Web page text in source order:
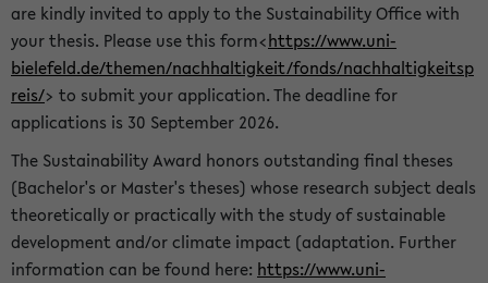
are kindly invited to apply to the Sustainability Office with
your thesis. Please use this form<https://www.uni-
bielefeld.de/themen/nachhaltigkeit/fonds/nachhaltigkeitsp
reis/> to submit your application. The deadline for
applications is 30 September 2026.
The Sustainability Award honors outstanding final theses
(Bachelor's or Master's theses) whose research subject deals
theoretically or practically with the study of sustainable
development and/or climate impact (adaptation. Further
information can be found here: https://www.uni-